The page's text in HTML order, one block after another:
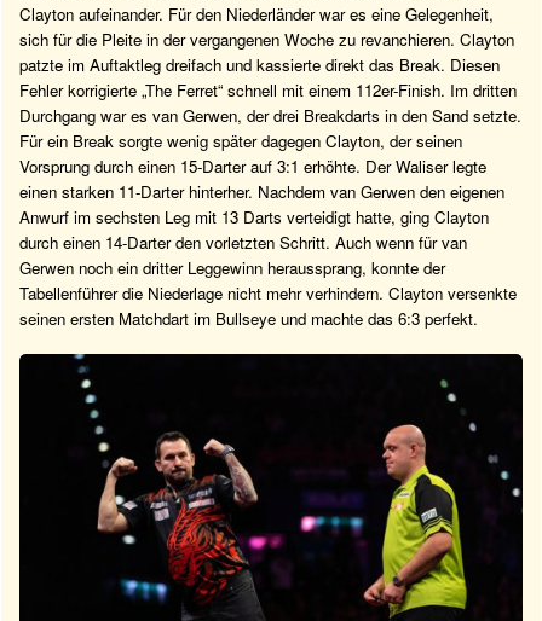
Clayton aufeinander. Für den Niederländer war es eine Gelegenheit,
sich für die Pleite in der vergangenen Woche zu revanchieren. Clayton
patzte im Auftaktleg dreifach und kassierte direkt das Break. Diesen
Fehler korrigierte „The Ferret“ schnell mit einem 112er-Finish. Im dritten
Durchgang war es van Gerwen, der drei Breakdarts in den Sand setzte.
Für ein Break sorgte wenig später dagegen Clayton, der seinen
Vorsprung durch einen 15-Darter auf 3:1 erhöhte. Der Waliser legte
einen starken 11-Darter hinterher. Nachdem van Gerwen den eigenen
Anwurf im sechsten Leg mit 13 Darts verteidigt hatte, ging Clayton
durch einen 14-Darter den vorletzten Schritt. Auch wenn für van
Gerwen noch ein dritter Leggewinn heraussprang, konnte der
Tabellenführer die Niederlage nicht mehr verhindern. Clayton versenkte
seinen ersten Matchdart im Bullseye und machte das 6:3 perfekt.